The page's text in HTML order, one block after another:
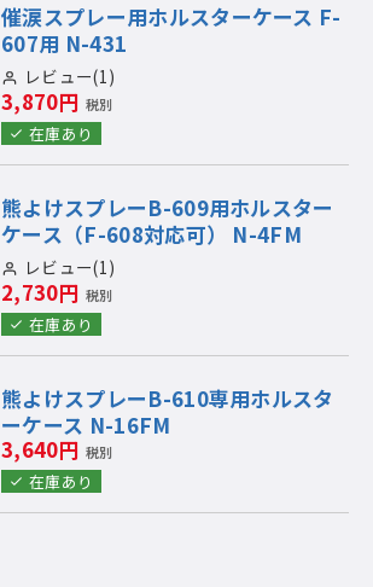
催涙スプレー用ホルスターケース F-
607用 N-431
レビュー(1)
3,870円 税別
在庫あり
熊よけスプレーB-609用ホルスター
ケース（F-608対応可） N-4FM
レビュー(1)
2,730円 税別
在庫あり
熊よけスプレーB-610専用ホルスタ
ーケース N-16FM
3,640円 税別
在庫あり